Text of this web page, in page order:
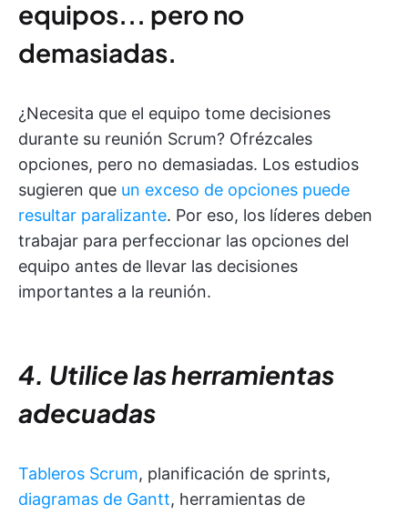
equipos... pero no
demasiadas.
¿Necesita que el equipo tome decisiones
durante su reunión Scrum? Ofrézcales
opciones, pero no demasiadas. Los estudios
sugieren que un exceso de opciones puede
resultar paralizante. Por eso, los líderes deben
trabajar para perfeccionar las opciones del
equipo antes de llevar las decisiones
importantes a la reunión.
4. Utilice las herramientas
adecuadas
Tableros Scrum, planificación de sprints,
diagramas de Gantt, herramientas de